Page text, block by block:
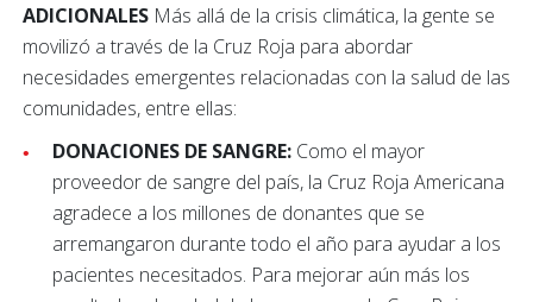
ADICIONALES Más allá de la crisis climática, la gente se
movilizó a través de la Cruz Roja para abordar
necesidades emergentes relacionadas con la salud de las
comunidades, entre ellas:
DONACIONES DE SANGRE: Como el mayor
proveedor de sangre del país, la Cruz Roja Americana
agradece a los millones de donantes que se
arremangaron durante todo el año para ayudar a los
pacientes necesitados. Para mejorar aún más los